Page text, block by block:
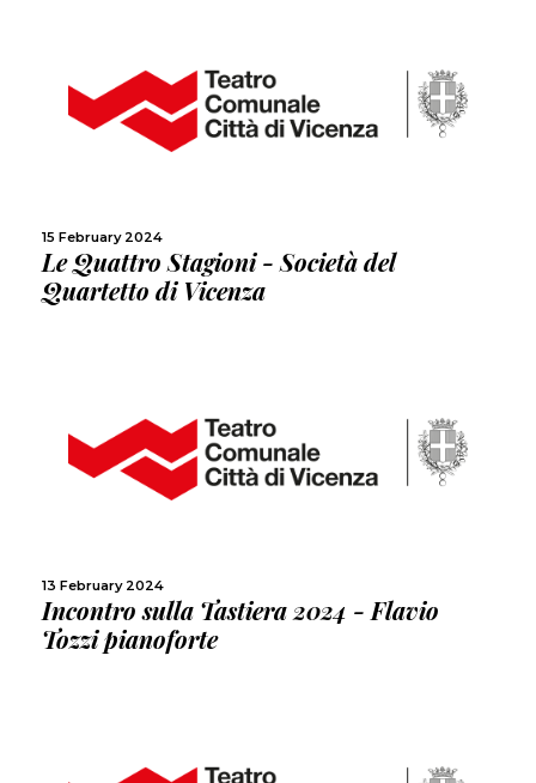
15 February 2024
Le Quattro Stagioni - Società del
Quartetto di Vicenza
MORE
13 February 2024
Incontro sulla Tastiera 2024 - Flavio
Tozzi pianoforte
MORE